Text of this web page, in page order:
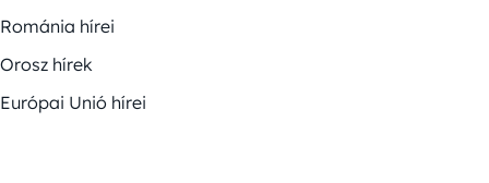
Románia hírei
Orosz hírek
Európai Unió hírei